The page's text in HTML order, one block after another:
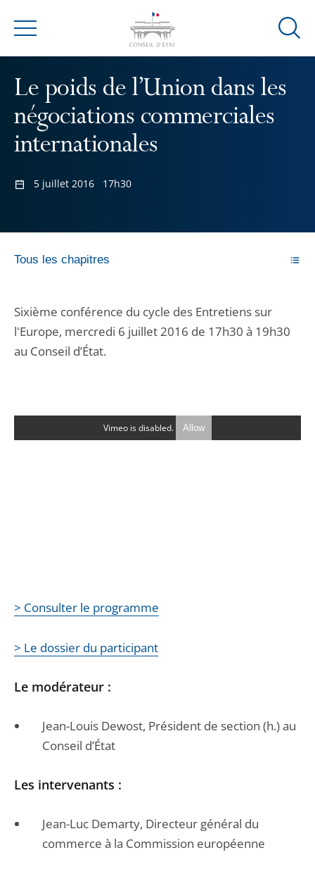
Menu
Ouvrir
de
Le poids de l’Union dans les
négociations commerciales
internationales
5 juillet 2016 17h30
Tous les chapitres
Sixième conférence du cycle des Entretiens sur
l'Europe, mercredi 6 juillet 2016 de 17h30 à 19h30
au Conseil d’État.
Vimeo is disabled. Allow
> Consulter le programme
> Le dossier du participant
Le modérateur :
Jean-Louis Dewost, Président de section (h.) au
Conseil d’État
Les intervenants :
Jean-Luc Demarty, Directeur général du
commerce à la Commission européenne